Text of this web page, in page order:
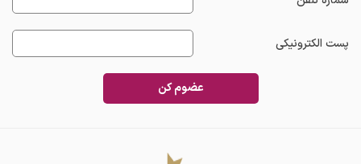
پست الکترونیکی
عضوم کن